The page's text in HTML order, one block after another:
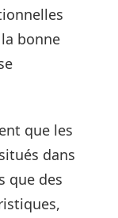
bonne
que les
dans
que des